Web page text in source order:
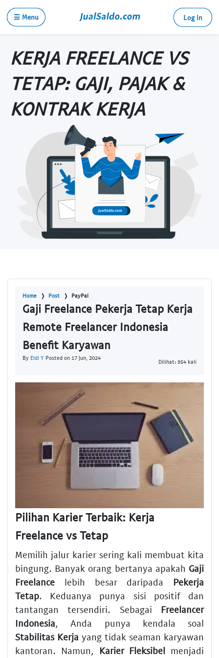
☰ Menu Log in
KERJA FREELANCE VS
TETAP: GAJI, PAJAK &
KONTRAK KERJA
Home Post PayPal
Gaji Freelance Pekerja Tetap Kerja
Remote Freelancer Indonesia
Benefit Karyawan
By Eldi Y Posted on 17 Jun, 2024
Dilihat: 954 kali
Pilihan Karier Terbaik: Kerja
Freelance vs Tetap
Memilih jalur karier sering kali membuat kita
bingung. Banyak orang bertanya apakah Gaji
Freelance lebih besar daripada Pekerja
Tetap. Keduanya punya sisi positif dan
tantangan tersendiri. Sebagai Freelancer
Indonesia, Anda punya kendala soal
Stabilitas Kerja yang tidak seaman karyawan
kantoran. Namun,
Karier Fleksibel menjadi